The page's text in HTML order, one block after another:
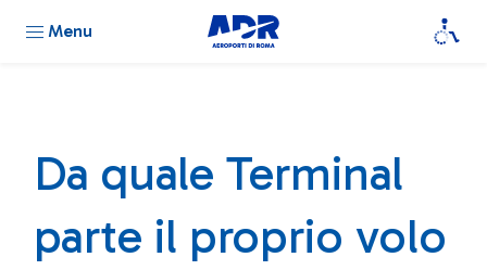
Menu
Da quale Terminal
parte il proprio volo